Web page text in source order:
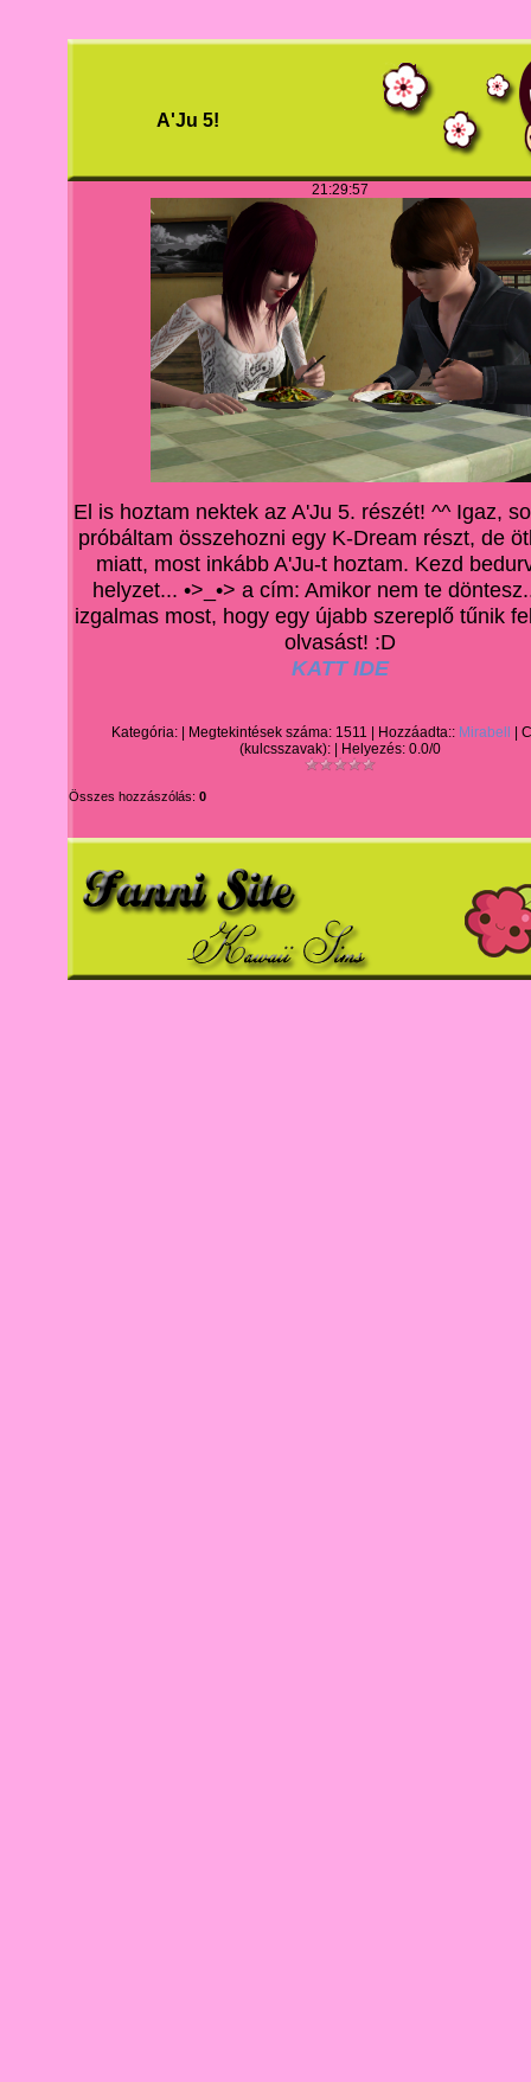
A'Ju 5!
21:29:57
El is hoztam nektek az A'Ju 5. részét! ^^ Igaz,
próbáltam összehozni egy K-Dream részt, de ö
miatt, most inkább A'Ju-t hoztam. Kezd
helyzet... •>_•> a cím: Amikor nem te
izgalmasmost, hogy egy újabb szereplő tűnik
olvasást! :D
KATT IDE
Kategória: | Megtekintések száma: 1511 | Hozzáadta:: Mirabell
|
(kulcsszavak): | Helyezés: 0.0/0
Összes hozzászólás: 0